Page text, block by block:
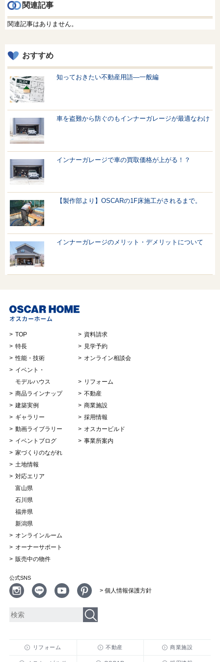
関連記事
関連記事はありません。
おすすめ
知っておきたい不動産用語—一般編
車を盗難から防ぐのもインナーガレージが最適なわけ
インナーガレージで車の買取価格が上がる！？
【製作部より】OSCARの1F床施工がされるまで。
インナーガレージのメリット・デメリットについて
TOP
特長
性能・技術
イベント・
モデルハウス
商品ラインナップ
建築実例
ギャラリー
動画ライブラリー
イベントブログ
家づくりのながれ
土地情報
対応エリア
富山県
石川県
福井県
新潟県
オンラインルーム
オーナーサポート
販売中の物件
資料請求
見学予約
オンライン相談会
リフォーム
不動産
商業施設
採用情報
オスカービルド
事業所案内
公式SNS
> 個人情報保護方針
リフォーム 不動産 商業施設